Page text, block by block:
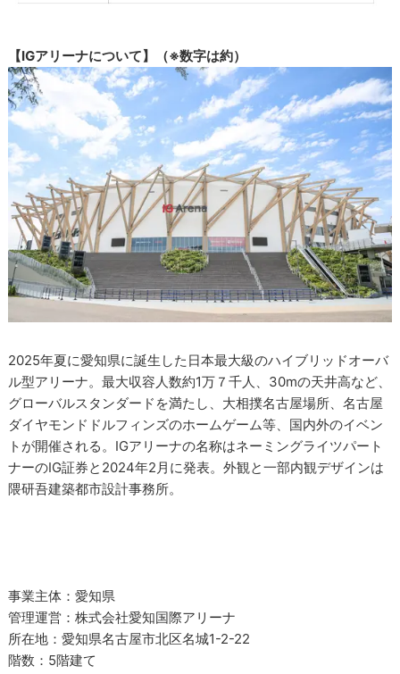
【IGアリーナについて】（※数字は約）
2025年夏に愛知県に誕生した日本最大級のハイブリッドオーバ
ル型アリーナ。最大収容人数約1万７千人、30mの天井高など、
グローバルスタンダードを満たし、大相撲名古屋場所、名古屋
ダイヤモンドドルフィンズのホームゲーム等、国内外のイベン
トが開催される。IGアリーナの名称はネーミングライツパート
ナーのIG証券と2024年2月に発表。外観と一部内観デザインは
隈研吾建築都市設計事務所。
事業主体：愛知県
管理運営：株式会社愛知国際アリーナ
所在地：愛知県名古屋市北区名城1-2-22
階数：5階建て